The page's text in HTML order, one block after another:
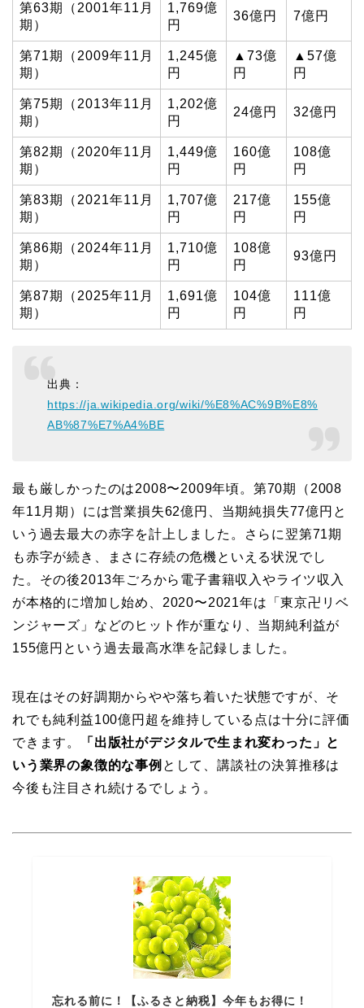
第63期（2001年11月
期）
1,769億
円
36億円 7億円
第71期（2009年11月
期）
1,245億
円
▲73億
円
▲57億
円
第75期（2013年11月
期）
1,202億
円
24億円 32億円
第82期（2020年11月
期）
1,449億
円
160億
円
108億
円
第83期（2021年11月
期）
1,707億
円
217億
円
155億
円
第86期（2024年11月
期）
1,710億
円
108億
円
93億円
第87期（2025年11月
期）
1,691億
円
104億
円
111億
円
出典：
https://ja.wikipedia.org/wiki/%E8%AC%9B%E8%
AB%87%E7%A4%BE
最も厳しかったのは2008〜2009年頃。第70期（2008
年11月期）には営業損失62億円、当期純損失77億円と
いう過去最大の赤字を計上しました。さらに翌第71期
も赤字が続き、まさに存続の危機といえる状況でし
た。その後2013年ごろから電子書籍収入やライツ収入
が本格的に増加し始め、2020〜2021年は「東京卍リベ
ンジャーズ」などのヒット作が重なり、当期純利益が
155億円という過去最高水準を記録しました。
現在はその好調期からやや落ち着いた状態ですが、そ
れでも純利益100億円超を維持している点は十分に評価
できます。
「出版社がデジタルで生まれ変わった」と
いう業界の象徴的な事例 として、講談社の決算推移は
今後も注目され続けるでしょう。
忘れる前に！【ふるさと納税】今年もお得に！